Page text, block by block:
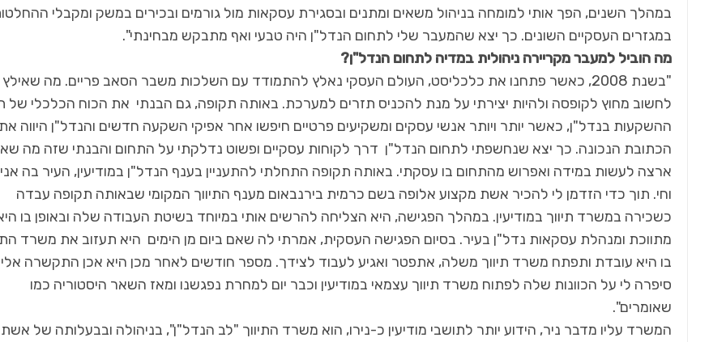
במהלך השנים, הפך אותי למומחה בניהול משאים ומתנים ובסגירת עסקאות מול גורמים ובכירים במשק ומקבלי
במגזרים העסקיים השונים. כך יצא שהמעבר שלי לתחום הנדל"ן היה טבעי ואף מתבקש מבחינתי".
מה הוביל למעבר מקריירה ניהולית במדיה לתחום הנדל"ן?
"בשנת 2008, כאשר פתחנו את כלכליסט, העולם העסקי נאלץ להתמודד עם השלכות משבר הסאב פריים. מה שאילץ
לחשוב מחוץ לקופסה ולהיות יצירתי על מנת להכניס תזרים למערכת. באותה תקופה, גם הבנתי את הכוח הכלכלי של
ההשקעות בנדל"ן, כאשר יותר ויותר אנשי עסקים ומשקיעים פרטיים חיפשו אחר אפיקי השקעה חדשים והנדל"ן היווה את
הכתובת הנכונה. כך יצא שנחשפתי לתחום הנדל"ן דרך לקוחות עסקיים ופשוט נדלקתי על התחום והבנתי שזה מה
ארצה לעשות במידה ואפרוש מהתחום בו עסקתי. באותה תקופה התחלתי להתעניין בענף הנדל"ן במודיעין, העיר בה
וחי. תוך כדי הזדמן לי להכיר אשת מקצוע אלופה בשם כרמית בירנבאום מענף התיווך המקומי שבאותה תקופה עבדה
כשכירה במשרד תיווך במודיעין. במהלך הפגישה, היא הצליחה להרשים אותי במיוחד בשיטת העבודה שלה ובאופן בו
מתווכת ומנהלת עסקאות נדל"ן בעיר. בסיום הפגישה העסקית, אמרתי לה שאם ביום מן הימים היא תעזוב את משרד
בו היא עובדת ותפתח משרד תיווך משלה, אתפטר ואגיע לעבוד לצידך. מספר חודשים לאחר מכן היא אכן התקשרה
סיפרה לי על הכוונות שלה לפתוח משרד תיווך עצמאי במודיעין וכבר יום למחרת נפגשנו ומאז השאר היסטוריה כמו
שאומרים".
המשרד עליו מדבר ניר, הידוע יותר לתושבי מודיעין כ-נירו, הוא משרד התיווך "לב הנדל"ן", בניהולה ובבעלותה של אשת